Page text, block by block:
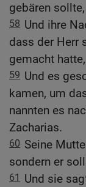
gebären
58 Und ihre
dass der Herr
gemacht
59 Und es
kamen, um
nannten es
Zacharias.
60 Seine
sondern er
61 Und sie